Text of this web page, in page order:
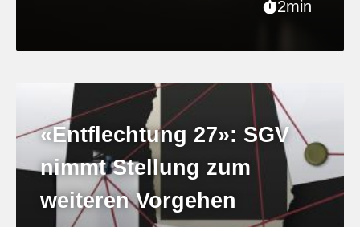
2min
«Entflechtung 27»: SGV
nimmt Stellung zum
weiteren Vorgehen